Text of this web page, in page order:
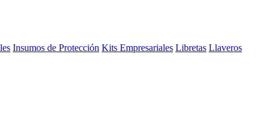
Insumos de Protección Kits Empresariales Libretas Llaveros